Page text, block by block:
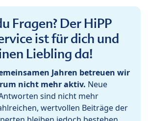
Fragen? Der HiPP
ist für dich und
Liebling da!
Jahren betreuen wir
nicht mehr aktiv. Neue
sind nicht mehr
wertvollen Beiträge der